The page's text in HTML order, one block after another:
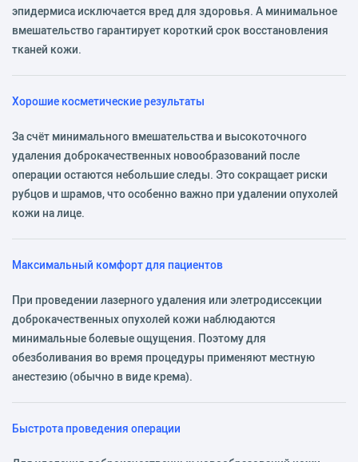
эпидермиса исключается вред для здоровья. А минимальное
вмешательство гарантирует короткий срок восстановления
тканей кожи.
Хорошие косметические результаты
За счёт минимального вмешательства и высокоточного
удаления доброкачественных новообразований после
операции остаются небольшие следы. Это сокращает риски
рубцов и шрамов, что особенно важно при удалении опухолей
кожи на лице.
Максимальный комфорт для пациентов
При проведении лазерного удаления или элетродиссекции
доброкачественных опухолей кожи наблюдаются
минимальные болевые ощущения. Поэтому для
обезболивания во время процедуры применяют местную
анестезию (обычно в виде крема).
Быстрота проведения операции